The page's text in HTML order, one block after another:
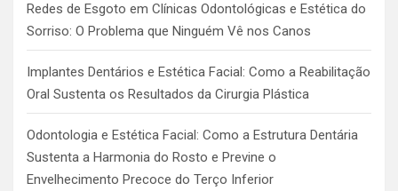
Redes de Esgoto em Clínicas Odontológicas e Estética do
Sorriso: O Problema que Ninguém Vê nos Canos
Implantes Dentários e Estética Facial: Como a Reabilitação
Oral Sustenta os Resultados da Cirurgia Plástica
Odontologia e Estética Facial: Como a Estrutura Dentária
Sustenta a Harmonia do Rosto e Previne o
Envelhecimento Precoce do Terço Inferior